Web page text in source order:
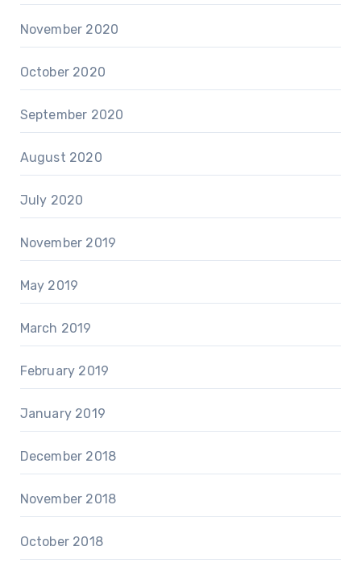
November 2020
October 2020
September 2020
August 2020
July 2020
November 2019
May 2019
March 2019
February 2019
January 2019
December 2018
November 2018
October 2018